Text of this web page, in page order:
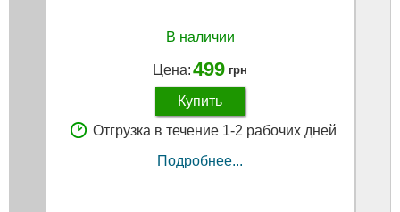
В наличии
Цена:499 грн
Купить
Отгрузка в течение 1-2 рабочих дней
Подробнее...